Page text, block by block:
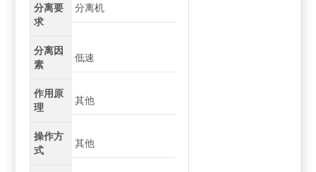
分离要
求
分离机
分离因
素
低速
作用原
理
其他
操作方
式
其他